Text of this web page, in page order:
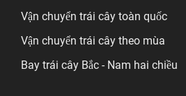
Vận chuyển trái cây toàn quốc
Vận chuyển trái cây theo mùa
Bay trái cây Bắc - Nam hai chiều